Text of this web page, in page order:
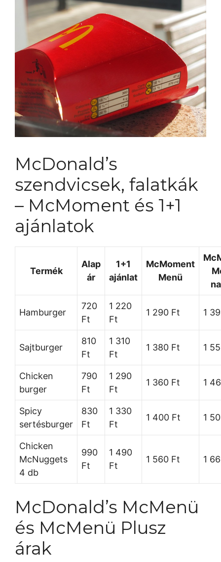
McDonald’s
szendvicsek, falatkák
– McMoment és 1+1
ajánlatok
Termék
Alap
ár
1+1
ajánlat
McMoment
Menü
Hamburger
720
Ft
1 220
Ft
1 290 Ft 1
Sajtburger
810
Ft
1 310
Ft
1 380 Ft 1
Chicken
burger
790
Ft
1 290
Ft
1 360 Ft 1
Spicy
sertésburger
830
Ft
1 330
Ft
1 400 Ft 1
Chicken
McNuggets
4 db
990
Ft
1 490
Ft
1 560 Ft 1
McDonald’s McMenü
és McMenü Plusz
árak